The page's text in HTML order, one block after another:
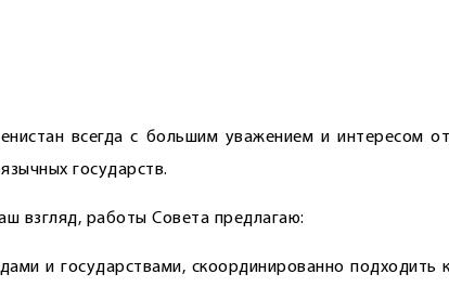
всегда с большим уважением и интересом
государств.
взгляд, работы Совета предлагаю:
и государствами, скоординированно подходить